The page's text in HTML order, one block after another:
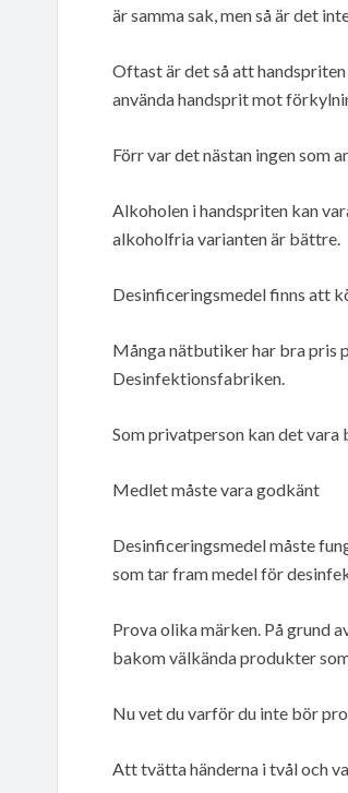
är samma sak, men så är det
Oftast är det så att
använda handsprit mot
Förr var det nästan ingen som
Alkoholen i handspriten kan
alkoholfria varianten är bättre.
Desinficeringsmedel finns att
Många nätbutiker har bra pris
Desinfektionsfabriken.
Som privatperson kan det
Medlet måste vara godkänt
Desinficeringsmedel måste
som tar fram medel för
Prova olika märken. På grund
bakom välkända produkter
Nu vet du varför du inte bör
Att tvätta händerna i tvål och